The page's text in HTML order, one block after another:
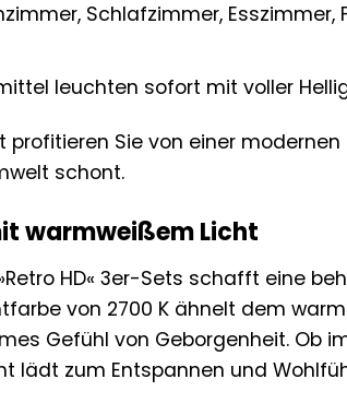
Schlafzimmer, Esszimmer,
leuchten sofort mit voller
profitieren Sie von einer
schont.
warmweißem Licht
HD« 3er-Sets schafft eine
von 2700 K ähnelt dem
Gefühl von Geborgenheit. Ob
lädt zum Entspannen und